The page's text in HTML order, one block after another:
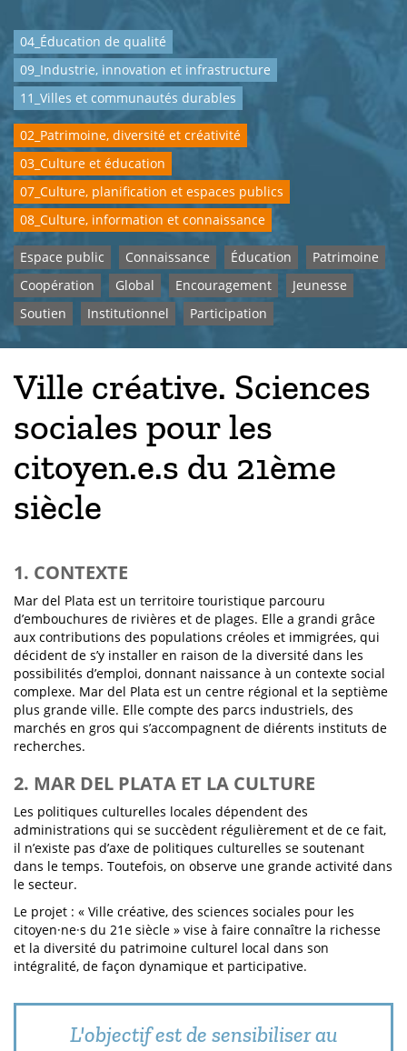
04_Éducation de qualité
09_Industrie, innovation et infrastructure
11_Villes et communautés durables
02_Patrimoine, diversité et créativité
03_Culture et éducation
07_Culture, planification et espaces publics
08_Culture, information et connaissance
Espace public Connaissance Éducation
Patrimoine
Coopération
Global Encouragement
Jeunesse
Soutien
Institutionnel Participation
Ville créative. Sciences
sociales pour les
citoyen.e.s du 21ème
siècle
1. CONTEXTE
Mar del Plata est un territoire touristique parcouru
d’embouchures de rivières et de plages. Elle a grandi grâce
aux contributions des populations créoles et immigrées, qui
décident de s’y installer en raison de la diversité dans les
possibilités d’emploi, donnant naissance à un contexte social
complexe. Mar del Plata est un centre régional et la septième
plus grande ville. Elle compte des parcs industriels, des
marchés en gros qui s’accompagnent de diérents instituts de
recherches.
2. MAR DEL PLATA ET LA CULTURE
Les politiques culturelles locales dépendent des
administrations qui se succèdent régulièrement et de ce fait,
il n’existe pas d’axe de politiques culturelles se soutenant
dans le temps. Toutefois, on observe une grande activité dans
le secteur.
Le projet : « Ville créative, des sciences sociales pour les
citoyen·ne·s du 21e siècle » vise à faire connaître la richesse
et la diversité du patrimoine culturel local dans son
intégralité, de façon dynamique et participative.
L'objectif est de sensibiliser au